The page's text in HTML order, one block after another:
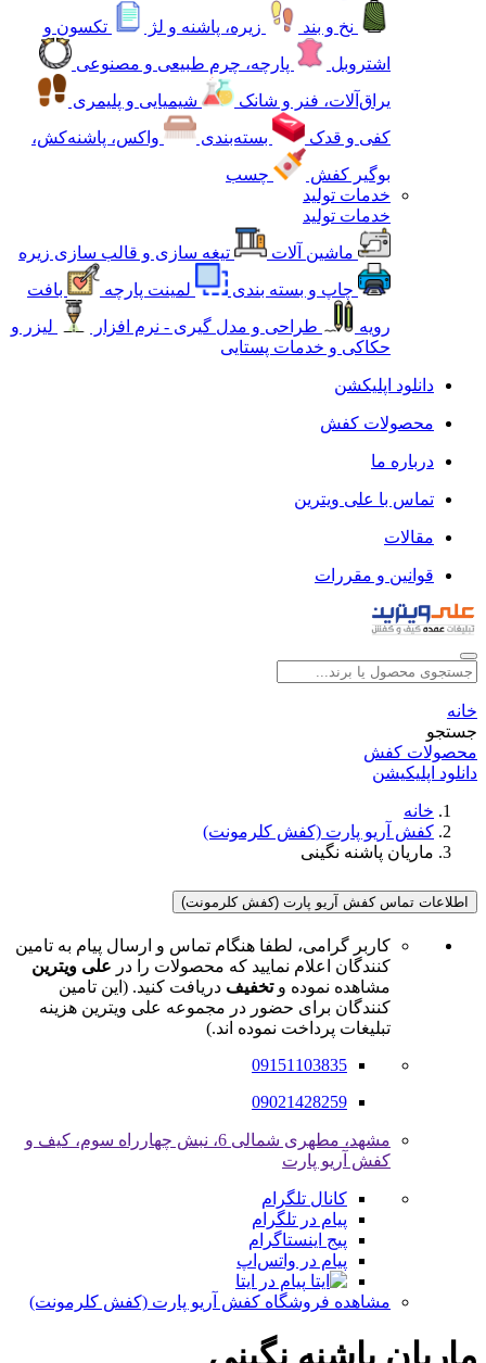
نخ و بند
زیره، پاشنه و لژ
تکسون و
اشتروبل
پارچه، چرم طبیعی و مصنوعی
یراق‌آلات، فنر و شانک
شیمیایی و پلیمری
کفی و قدک
بسته‌بندی
واکس، پاشنه‌کش،
بوگیر کفش
چسب
خدمات تولید
خدمات تولید
ماشین آلات
تیغه سازی و قالب سازی زیره
چاپ و بسته بندی
لمینت پارچه
بافت
رویه
طراحی و مدل گیری - نرم افزار
لیزر و
حکاکی و خدمات پستایی
دانلود اپلیکشن
محصولات کفش
درباره ما
تماس با علی ویترین
مقالات
قوانین و مقررات
خانه
جستجو
محصولات کفش
دانلود اپلیکیشن
خانه
کفش آریو پارت (کفش کلرمونت)
ماریان پاشنه نگینی
اطلاعات تماس کفش آریو پارت (کفش کلرمونت)
کاربر گرامی، لطفا هنگام تماس و ارسال پیام به تامین
کنندگان اعلام نمایید که محصولات را در علی ویترین
مشاهده نموده وتخفیف دریافت کنید. (این تامین
کنندگان برای حضور در مجموعه علی ویترین هزینه
تبلیغات پرداخت نموده اند.)
09151103835
09021428259
مشهد، مطهری شمالی 6، نبش چهارراه سوم، کیف و
کفش آریو پارت
کانال تلگرام
پیام در تلگرام
پیج اینستاگرام
پیام در واتس‌اپ
پیام در ایتا
مشاهده فروشگاه کفش آریو پارت (کفش کلرمونت)